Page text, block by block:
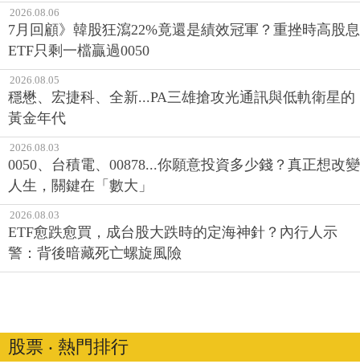
2026.08.06
7月回顧》韓股狂瀉22%竟還是績效冠軍？重挫時高股息
ETF只剩一檔贏過0050
2026.08.05
穩懋、宏捷科、全新...PA三雄搶攻光通訊與低軌衛星的
黃金年代
2026.08.03
0050、台積電、00878...你願意投資多少錢？真正想改變
人生，關鍵在「數大」
2026.08.03
ETF愈跌愈買，成台股大跌時的定海神針？內行人示
警：背後暗藏死亡螺旋風險
股票 ‧ 熱門排行